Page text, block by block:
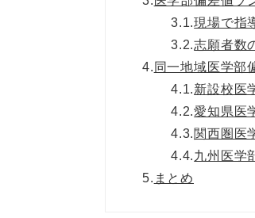
3.1.現場で指
3.2.志願者数
4. 同一地域医学部
4.1.新設校医
4.2.愛知県医
4.3.関西圏医
4.4.九州医学
5. まとめ